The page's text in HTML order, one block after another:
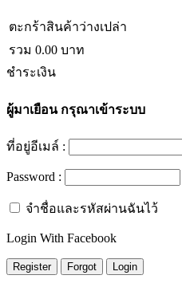
ตะกร้าสินค้าว่างเปล่า
รวม 0.00 บาท
ชำระเงิน
ผู้มาเยือนกรุณาเข้าระบบ
ที่อยู่อีเมล์ :
Password :
จำชื่อและรหัสผ่านฉันไว้
Login With Facebook